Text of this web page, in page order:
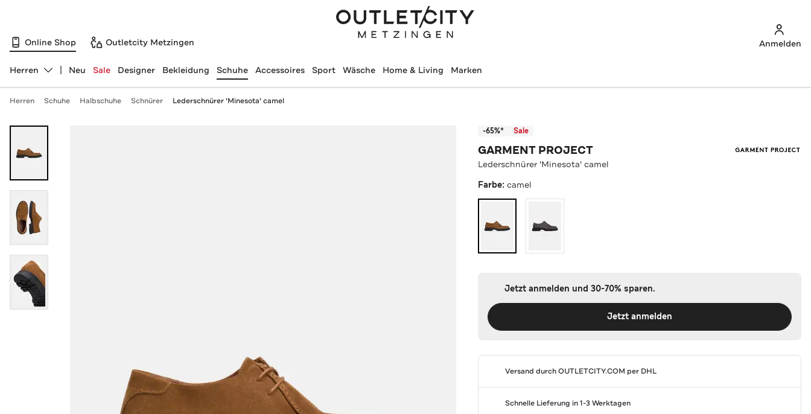
Online Shop Outletcity Metzingen Anmelden
Abteilung ändern, ausgewählt:
Herren Neu Sale Designer Bekleidung Schuhe Accessoires Sport Wäsche Home & Living Marken
Herren Schuhe Halbschuhe Schnürer Lederschnürer 'Minesota' camel
-65%* Sale
GARMENT PROJECT
Lederschnürer 'Minesota' camel
Farbe:camel
Jetzt anmelden und 30-70% sparen.
Jetzt anmelden
Versand durchOUTLETCITY.COM per DHL
Schnelle Lieferung in 1-3 Werktagen